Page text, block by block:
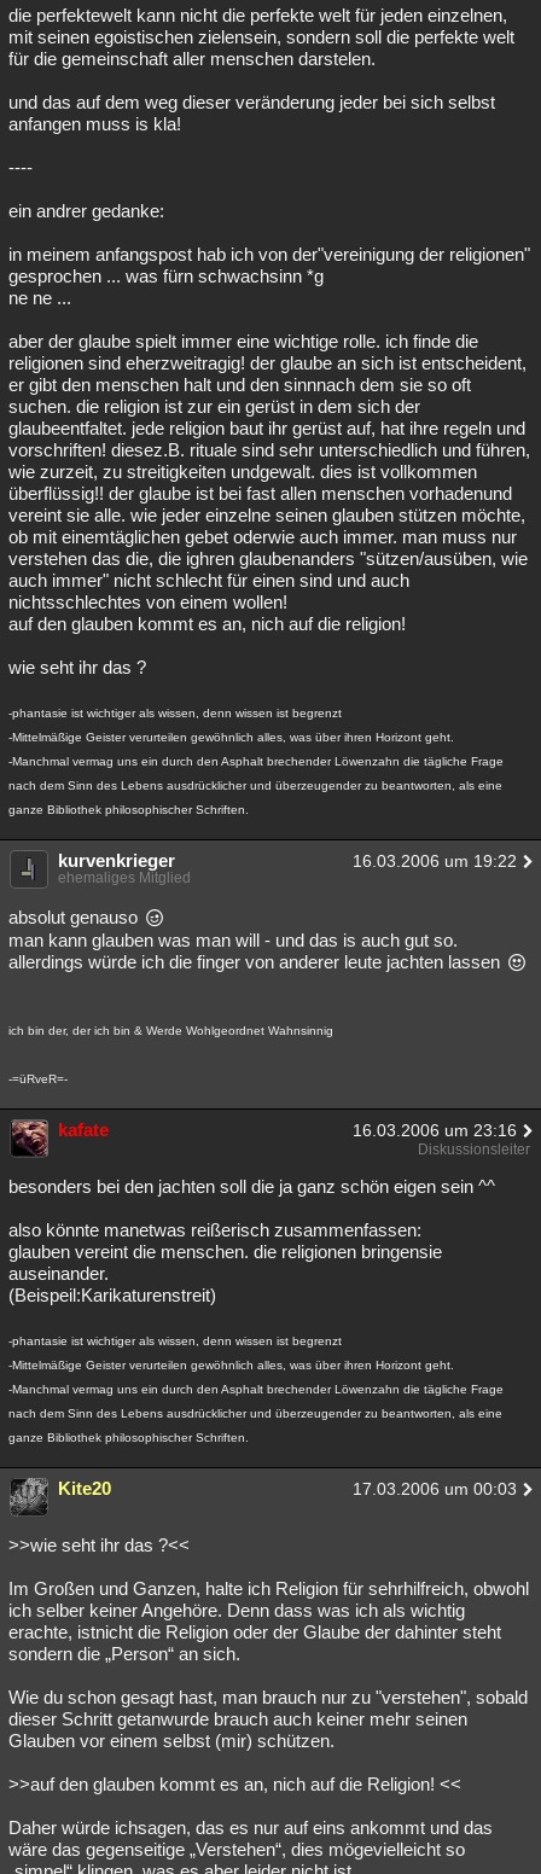
die perfektewelt kann nicht die perfekte welt für jeden einzelnen,
mit seinen egoistischen zielensein, sondern soll die perfekte welt
für die gemeinschaft aller menschen darstelen.
und das auf dem weg dieser veränderung jeder bei sich selbst
anfangen muss is kla!
----
ein andrer gedanke:
in meinem anfangspost hab ich von der"vereinigung der religionen"
gesprochen ... was fürn schwachsinn *g
ne ne ...
aber der glaube spielt immer eine wichtige rolle. ich finde die
religionen sind eherzweitragig! der glaube an sich ist entscheident,
er gibt den menschen halt und den sinnnach dem sie so oft
suchen. die religion ist zur ein gerüst in dem sich der
glaubeentfaltet. jede religion baut ihr gerüst auf, hat ihre regeln und
vorschriften! diesez.B. rituale sind sehr unterschiedlich und führen,
wie zurzeit, zu streitigkeiten undgewalt. dies ist vollkommen
überflüssig!! der glaube ist bei fast allen menschen vorhadenund
vereint sie alle. wie jeder einzelne seinen glauben stützen möchte,
ob mit einemtäglichen gebet oderwie auch immer. man muss nur
verstehen das die, die ighren glaubenanders "sützen/ausüben, wie
auch immer" nicht schlecht für einen sind und auch
nichtsschlechtes von einem wollen!
auf den glauben kommt es an, nich auf die religion!
wie seht ihr das ?
-phantasie ist wichtiger als wissen, denn wissen ist begrenzt
-Mittelmäßige Geister verurteilen gewöhnlich alles, was über ihren Horizont geht.
-Manchmal vermag uns ein durch den Asphalt brechender Löwenzahn die tägliche Frage
nach dem Sinn des Lebens ausdrücklicher und überzeugender zu beantworten, als eine
ganze Bibliothek philosophischer Schriften.
kurvenkrieger 16.03.2006 um 19:22
ehemaliges Mitglied
absolut genauso
man kann glauben was man will - und das is auch gut so.
allerdings würde ich die finger von anderer leute jachten lassen
ich bin der, der ich bin & Werde Wohlgeordnet Wahnsinnig
-=üRveR=-
kafate 16.03.2006 um 23:16
Diskussionsleiter
besonders bei den jachten soll die ja ganz schön eigen sein ^^
also könnte manetwas reißerisch zusammenfassen:
glauben vereint die menschen. die religionen bringensie
auseinander.
(Beispeil:Karikaturenstreit)
-phantasie ist wichtiger als wissen, denn wissen ist begrenzt
-Mittelmäßige Geister verurteilen gewöhnlich alles, was über ihren Horizont geht.
-Manchmal vermag uns ein durch den Asphalt brechender Löwenzahn die tägliche Frage
nach dem Sinn des Lebens ausdrücklicher und überzeugender zu beantworten, als eine
ganze Bibliothek philosophischer Schriften.
Kite20 17.03.2006 um 00:03
>>wie seht ihr das ?<<
Im Großen und Ganzen, halte ich Religion für sehrhilfreich, obwohl
ich selber keiner Angehöre. Denn dass was ich als wichtig
erachte, istnicht die Religion oder der Glaube der dahinter steht
sondern die „Person“ an sich.
Wie du schon gesagt hast, man brauch nur zu "verstehen", sobald
dieser Schritt getanwurde brauch auch keiner mehr seinen
Glauben vor einem selbst (mir) schützen.
>>auf den glauben kommt es an, nich auf die Religion! <<
Daher würde ichsagen, das es nur auf eins ankommt und das
wäre das gegenseitige „Verstehen“, dies mögevielleicht so